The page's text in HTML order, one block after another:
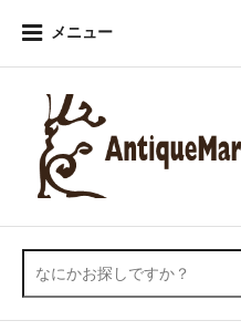
メニュー